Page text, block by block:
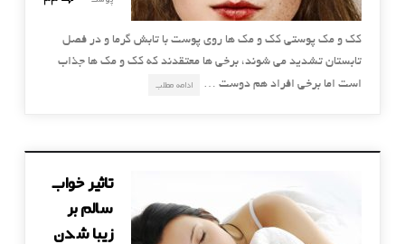
کک و مک پوستی کک و مک ها روی پوست با تابش گرما و در فصل
تابستان تشدید می شوند، برخی ها معتقدند که کک و مک ها جذاب
است اما برخی افراد هم دوست …
ادامه مطلب
تاثیر خواب
سالم بر
زیبا شدن